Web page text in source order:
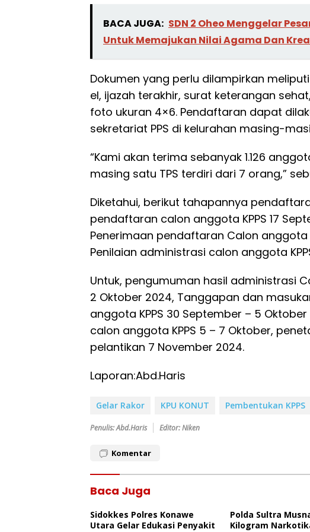
BACA JUGA: SDN 2 Oheo Menggelar
Untuk Memajukan Nilai Agama Dan
Dokumen yang perlu dilampirkan
el, ijazah terakhir, surat keterangan
foto ukuran 4×6. Pendaftaran dapat
sekretariat PPS di kelurahan masing-
“Kami akan terima sebanyak 1.126
masing satu TPS terdiri dari 7 orang,”
Diketahui, berikut tahapannya
pendaftaran calon anggota KPPS 17
Penerimaan pendaftaran Calon anggota
Penilaian administrasi calon anggota
Untuk, pengumuman hasil administrasi
2 Oktober 2024, Tanggapan dan
anggota KPPS 30 September – 5
calon anggota KPPS 5 – 7 Oktober,
pelantikan 7 November 2024.
Laporan:Abd.Haris
Gelar Rakor KPU KONUT Pembentukan KPPS
Penulis: Abd.Haris Editor: Niken
Komentar
Baca Juga
Sidokkes Polres Konawe
Utara Gelar Edukasi Penyakit
Polda Sultra
Kilogram